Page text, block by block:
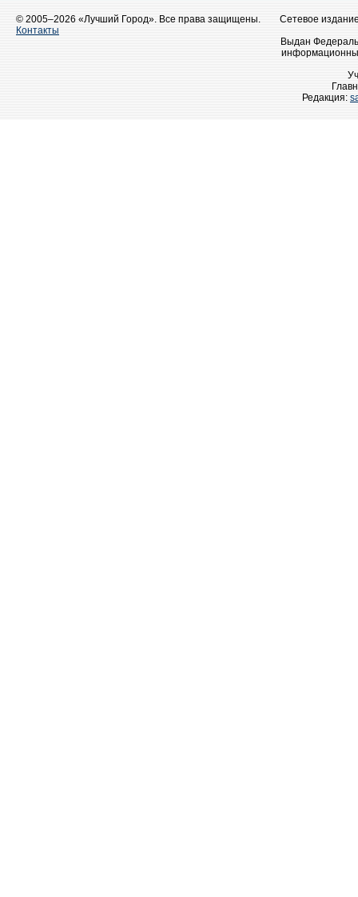
© 2005–2026 «Лучший Город». Все права защищены.
Контакты
Сетевое
Выдан
Редакция: